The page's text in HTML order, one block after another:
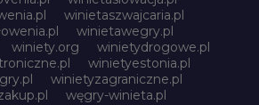
winietaszwajcaria.pl
winietawegry.pl
winiety.org
winietydrogowe.pl
winietyestonia.pl
winietyzagraniczne.pl
węgry-winieta.pl